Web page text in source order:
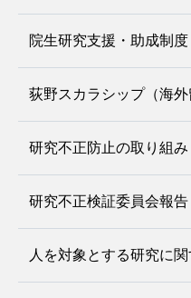
院生研究支援・助成制度
荻野スカラシップ（海外
研究不正防止の取り組み
研究不正検証委員会報告
人を対象とする研究に